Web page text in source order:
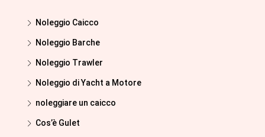
Noleggio Caicco
Noleggio Barche
Noleggio Trawler
Noleggio di Yacht a Motore
noleggiare un caicco
Cos’è Gulet